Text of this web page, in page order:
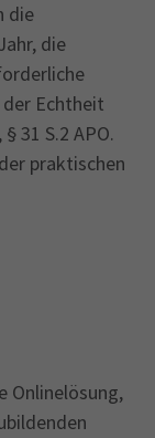
die
die
Echtheit
31 S.2 APO.
praktischen
Onlinelösung,